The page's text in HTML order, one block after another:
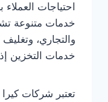
احتياجات
خدمات متنوعة
والتجاري، وتغليف
خدمات التخزين
تعتبر شركات